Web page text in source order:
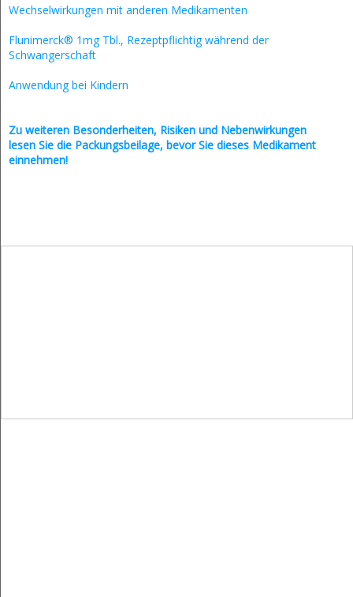
Wechselwirkungen mit anderen Medikamenten
Flunimerck® 1mg Tbl., Rezeptpflichtig während der
Schwangerschaft
Anwendung bei Kindern
Zu weiteren Besonderheiten, Risiken und Nebenwirkungen
lesen Sie die Packungsbeilage, bevor Sie dieses Medikament
einnehmen!